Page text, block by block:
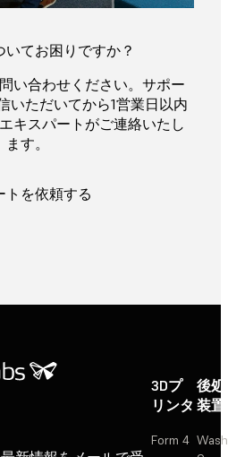
いてお困りですか？
い合わせください。サポー
いただいてから1営業日以内
キスパートがご連絡いたし
ます。
トを依頼する
3Dプ
リンタ
Form 4
後
装置